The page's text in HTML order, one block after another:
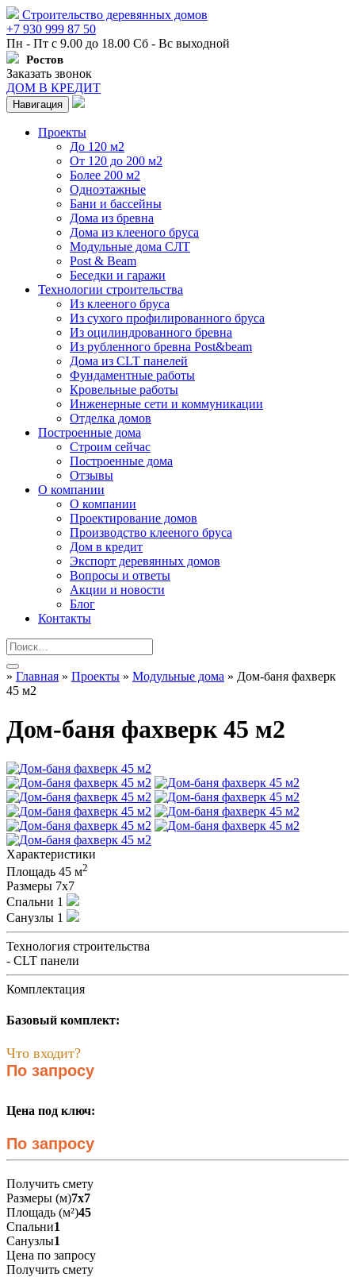
Строительство деревянных домов
+7 930 999 87 50
Пн - Пт с 9.00 до 18.00 Сб - Вс выходной
Ростов
Заказать звонок
ДОМ В КРЕДИТ
Навигация
Проекты
До 120 м2
От 120 до 200 м2
Более 200 м2
Одноэтажные
Бани и бассейны
Дома из бревна
Дома из клееного бруса
Модульные дома СЛТ
Post & Beam
Беседки и гаражи
Технологии строительства
Из клееного бруса
Из сухого профилированного бруса
Из оцилиндрованного бревна
Из рубленного бревна Post&beam
Дома из CLT панелей
Фундаментные работы
Кровельные работы
Инженерные сети и коммуникации
Отделка домов
Построенные дома
Строим сейчас
Построенные дома
Отзывы
О компании
О компании
Проектирование домов
Производство клееного бруса
Дом в кредит
Экспорт деревянных домов
Вопросы и ответы
Акции и новости
Блог
Контакты
» Главная » Проекты » Модульные дома » Дом-баня фахверк
45 м2
Дом-баня фахверк 45 м2
Характеристики
Площадь 45 м2
Размеры 7x7
Спальни 1
Санузлы 1
Технология строительства
- CLT панели
Комплектация
Базовый комплект:
Что входит?
По запросу
Цена под ключ:
По запросу
Получить смету
Размеры (м)7x7
Площадь (м²)45
Спальни1
Санузлы1
Цена по запросу
Получить смету